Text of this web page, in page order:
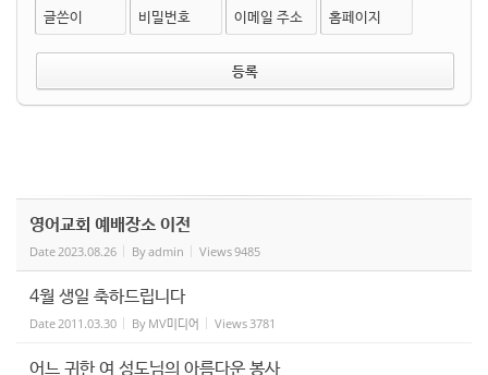
글쓴이 비밀번호 이메일 주소 홈페이지
영어교회 예배장소 이전
Date2023.08.26 Byadmin Views9485
4월 생일 축하드립니다
Date2011.03.30 By MV미디어 Views3781
어느 귀한 여 성도님의 아름다운 봉사